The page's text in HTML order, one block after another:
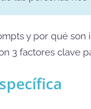
y por qué son
3 factores clave